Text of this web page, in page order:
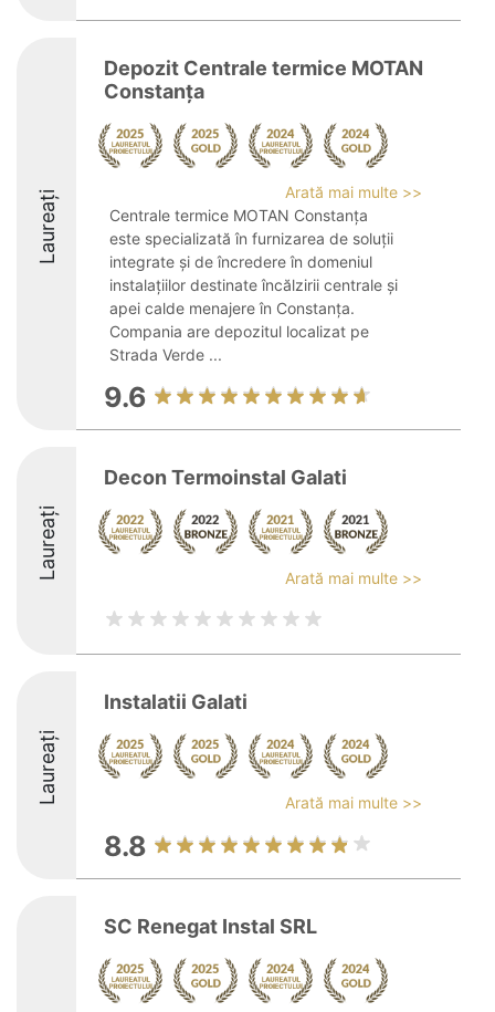
Laureați
Depozit Centrale termice MOTAN
Constanța
Arată mai multe >>
Centrale termice MOTAN Constanța
este specializată în furnizarea de soluții
integrate și de încredere în domeniul
instalațiilor destinate încălzirii centrale și
apei calde menajere în Constanța.
Compania are depozitul localizat pe
Strada Verde ...
9.6
Laureați
Decon Termoinstal Galati
Arată mai multe >>
Laureați
Instalatii Galati
Arată mai multe >>
8.8
SC Renegat Instal SRL